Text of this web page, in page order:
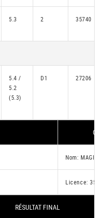
5.3 2 35740
5.4 /
5.2
(5.3)
D1 27206
Nom: MAGIS
Licence:
RÉSULTAT FINAL